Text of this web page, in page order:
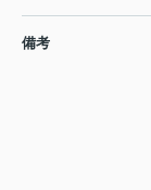
備考